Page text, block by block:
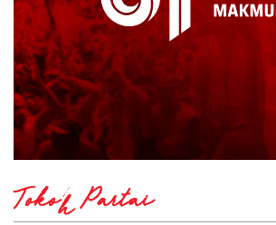
Tokoh Partai